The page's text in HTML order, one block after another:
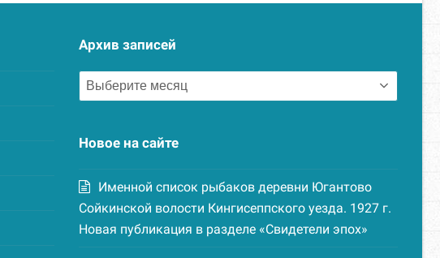
Архив записей
Архив
записей
Новое на сайте
Именной список рыбаков деревни Югантово
Сойкинской волости Кингисеппского уезда. 1927 г.
Новая публикация в разделе «Свидетели эпох»